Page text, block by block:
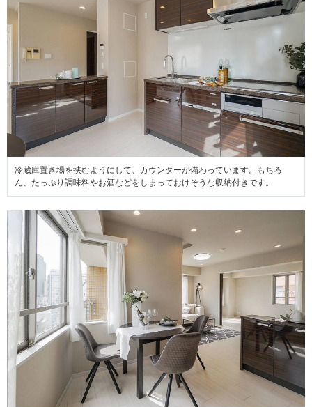
冷蔵庫置き場を挟むようにして、カウンターが備わっています。もちろ
ん、たっぷり調味料やお酒などをしまっておけそうな収納付きです。